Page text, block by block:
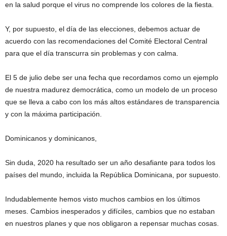
en la salud porque el virus no comprende los colores de la fiesta.
Y, por supuesto, el día de las elecciones, debemos actuar de
acuerdo con las recomendaciones del Comité Electoral Central
para que el día transcurra sin problemas y con calma.
El 5 de julio debe ser una fecha que recordamos como un ejemplo
de nuestra madurez democrática, como un modelo de un proceso
que se lleva a cabo con los más altos estándares de transparencia
y con la máxima participación.
Dominicanos y dominicanos,
Sin duda, 2020 ha resultado ser un año desafiante para todos los
países del mundo, incluida la República Dominicana, por supuesto.
Indudablemente hemos visto muchos cambios en los últimos
meses. Cambios inesperados y difíciles, cambios que no estaban
en nuestros planes y que nos obligaron a repensar muchas cosas.